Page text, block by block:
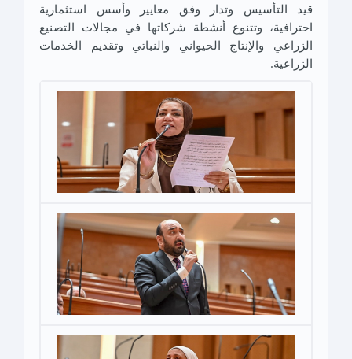
قيد التأسيس وتدار وفق معايير وأسس استثمارية
احترافية، وتتنوع أنشطة شركاتها في مجالات التصنيع
الزراعي والإنتاج الحيواني والنباتي وتقديم الخدمات
الزراعية.